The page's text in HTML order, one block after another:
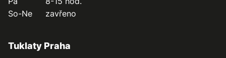
So-Ne
zavřeno
Tuklaty Praha